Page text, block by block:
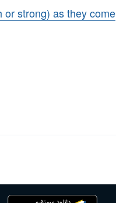
or strong) as they come